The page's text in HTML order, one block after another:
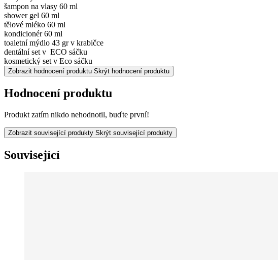
šampon na vlasy 60 ml
shower gel 60 ml
tělové mléko 60 ml
kondicionér 60 ml
toaletní mýdlo 43 gr v krabičce
dentální set v ECO sáčku
kosmetický set v Eco sáčku
Zobrazit hodnocení produktu Skrýt hodnocení produktu
Hodnocení produktu
Produkt zatím nikdo nehodnotil, buďte první!
Zobrazit související produkty Skrýt související produkty
Související